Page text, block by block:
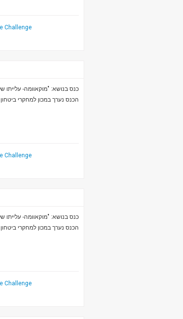
Challenge
כנס בנושא: "מוקאוומה- עלייתו
הכנס נערך במכון למחקרי ביטחון
Challenge
כנס בנושא: "מוקאוומה- עלייתו
הכנס נערך במכון למחקרי ביטחון
Challenge